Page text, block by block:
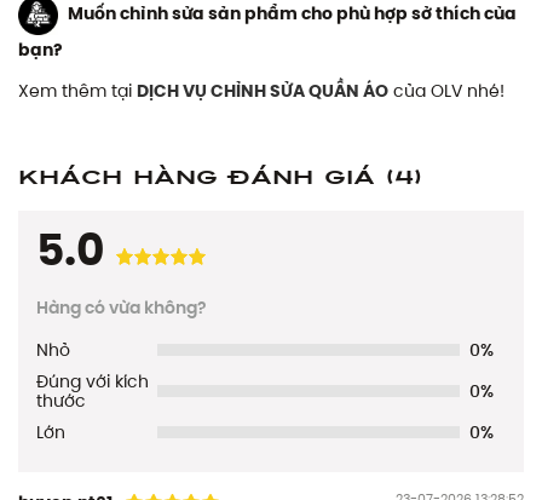
Muốn chỉnh sửa sản phẩm cho phù hợp sở thích của
bạn?
Xem thêm tại DỊCH VỤ CHỈNH SỬA QUẦN ÁO của OLV nhé!
Khách hàng đánh giá (4)
5.0
Hàng có vừa không?
Nhỏ
0%
Đúng với kích
thước
0%
Lớn
0%